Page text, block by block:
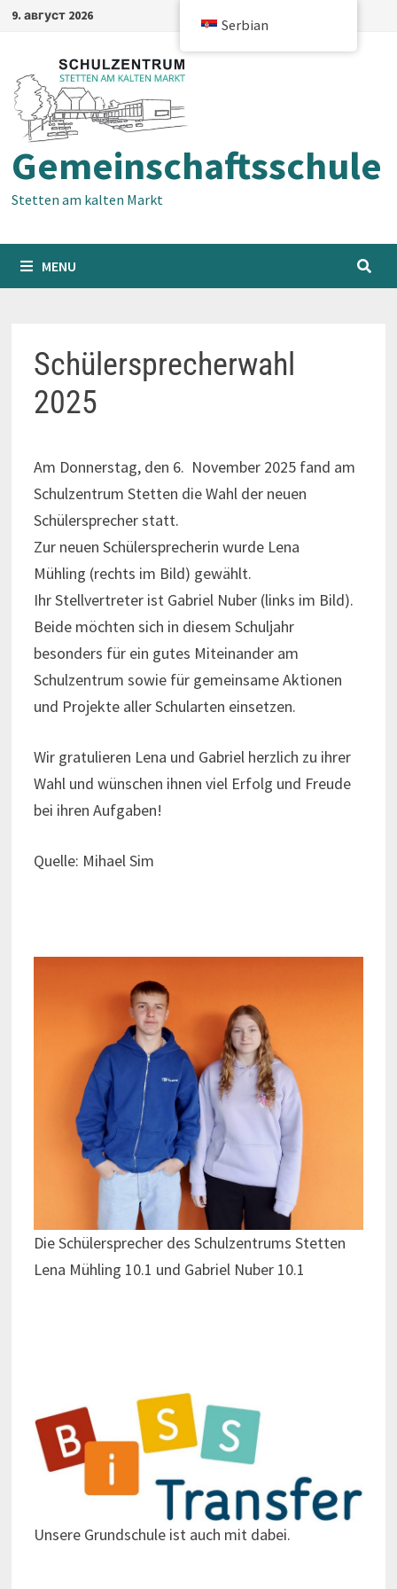
Skip9. август 2026
Gemeinschaftsschule
Stetten am kalten Markt
MENU
Schülersprecherwahl
2025
Am Donnerstag, den 6. November 2025 fand am
Schulzentrum Stetten die Wahl der neuen
Schülersprecher statt.
Zur neuen Schülersprecherin wurde Lena
Mühling (rechts im Bild) gewählt.
Ihr Stellvertreter ist Gabriel Nuber (links im Bild).
Beide möchten sich in diesem Schuljahr
besonders für ein gutes Miteinander am
Schulzentrum sowie für gemeinsame Aktionen
und Projekte aller Schularten einsetzen.
Wir gratulieren Lena und Gabriel herzlich zu ihrer
Wahl und wünschen ihnen viel Erfolg und Freude
bei ihren Aufgaben!
Quelle: Mihael Sim
Die Schülersprecher des Schulzentrums Stetten
Lena Mühling 10.1 und Gabriel Nuber 10.1
Unsere Grundschule ist auch mit dabei.
Serbian